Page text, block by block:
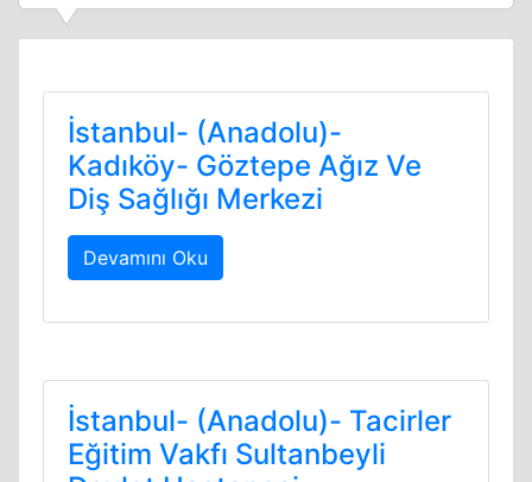
İstanbul- (Anadolu)-
Kadıköy- Göztepe Ağız Ve
Diş Sağlığı Merkezi
Devamını Oku
İstanbul- (Anadolu)- Tacirler
Eğitim Vakfı Sultanbeyli